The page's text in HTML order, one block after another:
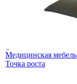
Медицинская мебель
Точка роста